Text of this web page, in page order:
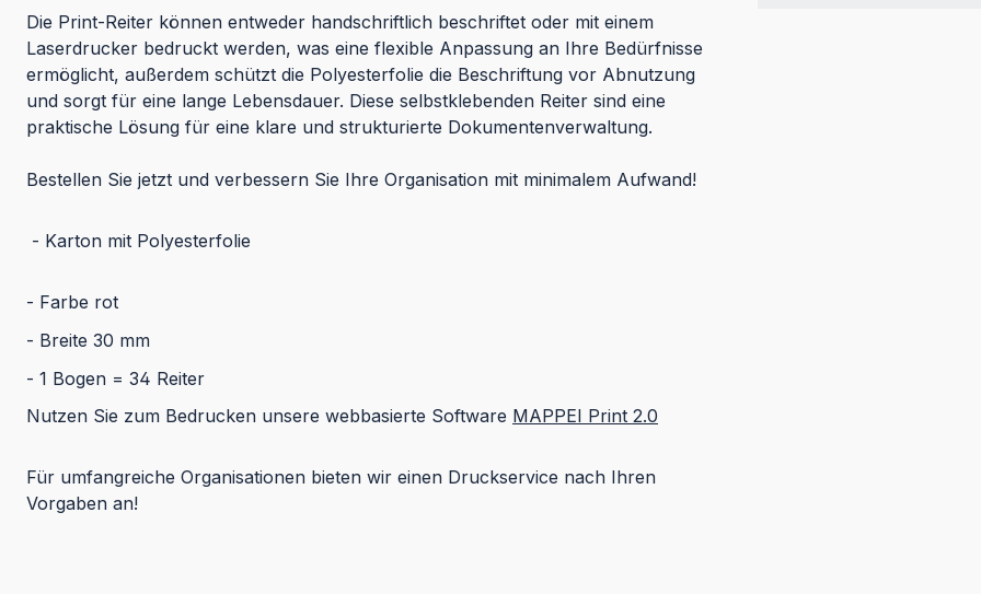
Die Print-Reiter können entweder handschriftlich beschriftet oder mit einem
Laserdrucker bedruckt werden, was eine flexible Anpassung an Ihre Bedürfnisse
ermöglicht, außerdem schützt die Polyesterfolie die Beschriftung vor Abnutzung
und sorgt für eine lange Lebensdauer. Diese selbstklebenden Reiter sind eine
praktische Lösung für eine klare und strukturierte Dokumentenverwaltung.
Bestellen Sie jetzt und verbessern Sie Ihre Organisation mit minimalem Aufwand!
- Karton mit Polyesterfolie
- Farbe rot
- Breite 30 mm
- 1 Bogen = 34 Reiter
Nutzen Sie zum Bedrucken unsere webbasierte Software MAPPEI Print 2.0
Für umfangreiche Organisationen bieten wir einen Druckservice nach Ihren
Vorgaben an!